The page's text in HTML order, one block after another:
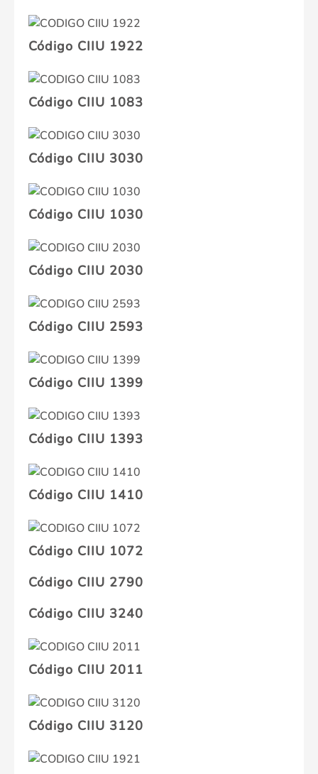
Código CIIU 1922
Código CIIU 1083
Código CIIU 3030
Código CIIU 1030
Código CIIU 2030
Código CIIU 2593
Código CIIU 1399
Código CIIU 1393
Código CIIU 1410
Código CIIU 1072
Código CIIU 2790
Código CIIU 3240
Código CIIU 2011
Código CIIU 3120